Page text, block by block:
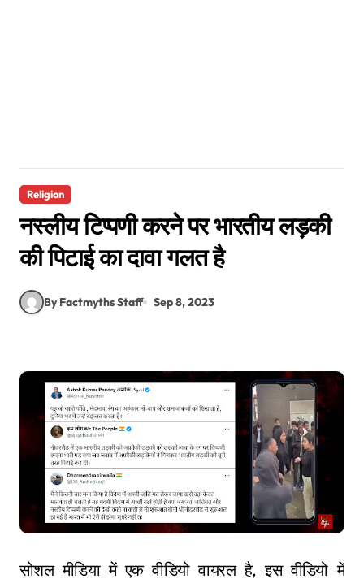
Religion
नस्लीय टिप्पणी करने पर भारतीय लड़की
की पिटाई का दावा गलत है
By Factmyths Staff Sep 8, 2023
सोशल मीडिया में एक वीडियो वायरल है, इस वीडियो में